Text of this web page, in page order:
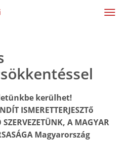
kerülhet!
ISMERETTERJESZTő
A MAGYAR
Magyarország